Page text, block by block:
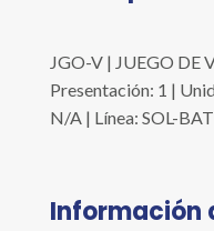
JGO-V | JUEGO DE
Presentación: 1 |
N/A | Línea: SOL-BAT
Información